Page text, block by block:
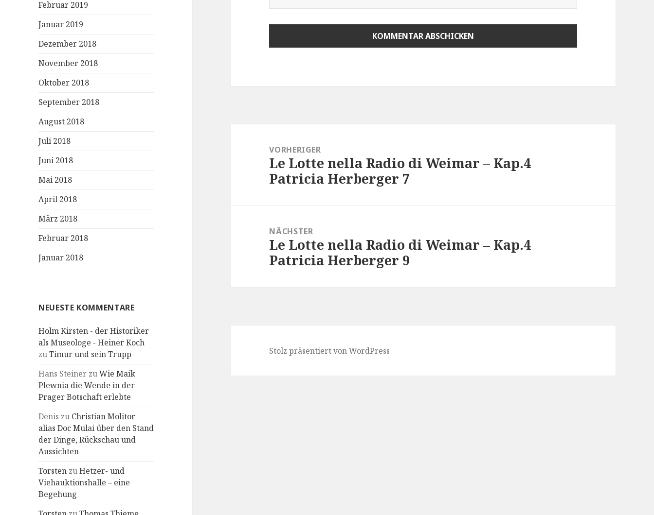
Februar 2019
Januar 2019
Dezember 2018
November 2018
Oktober 2018
September 2018
August 2018
Juli 2018
Juni 2018
Mai 2018
April 2018
März 2018
Februar 2018
Januar 2018
NEUESTE KOMMENTARE
Holm Kirsten - der Historiker
als Museologe - Heiner Koch
zuTimur und sein Trupp
Hans Steiner zuWie Maik
Plewnia die Wende in der
Prager Botschaft erlebte
Denis zu Christian Molitor
alias Doc Mulai über den Stand
der Dinge, Rückschau und
Aussichten
Torsten zuHetzer- und
Viehauktionshalle – eine
Begehung
VORHERIGER
Vorheriger
Beitrag:
Le Lotte nella Radio di Weimar – Kap.4
Patricia Herberger 7
NÄCHSTER
Nächster
Beitrag:
Le Lotte nella Radio di Weimar – Kap.4
Patricia Herberger 9
Stolz präsentiert von WordPress